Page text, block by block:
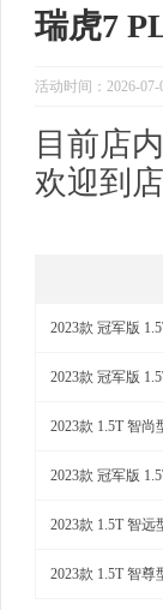
瑞虎7
活动时间：2026-07-
目前店
欢迎到
2023款 冠军版
2023款 冠军版
2023款 1.5T 智尚
2023款 冠军版
2023款 1.5T 智远
2023款 1.5T 智尊